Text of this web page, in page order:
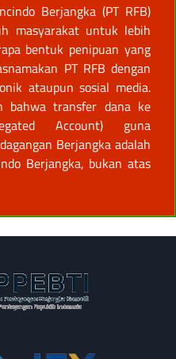
Berjangka (PT RFB)
masyarakat untuk lebih
bentuk penipuan yang
PT RFB dengan
ataupun sosial media.
bahwa transfer dana ke
Account) guna
Berjangka adalah
Berjangka, bukan atas